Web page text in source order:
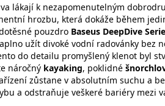
lákají k nezapomenutelným
hrozbu, která dokáže během
pouzdro Baseus DeepDive
užít divoké vodní radovánky bez
do detailu promyšlený klenot byl
náročný kayaking, poklidné
zůstane v absolutním suchu a
a odstraňuje veškeré bariéry mezi